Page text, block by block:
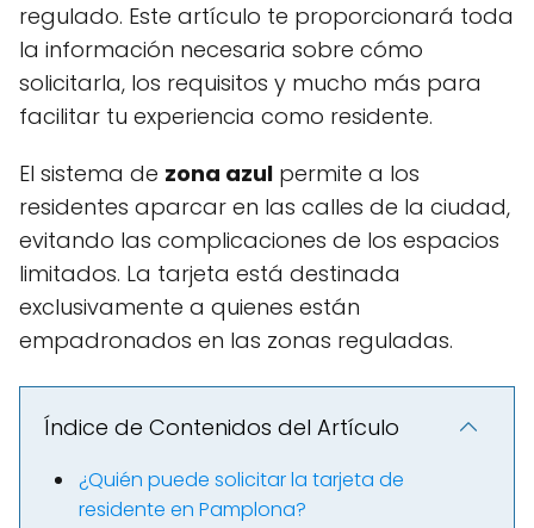
regulado. Este artículo te proporcionará toda
la información necesaria sobre cómo
solicitarla, los requisitos y mucho más para
facilitar tu experiencia como residente.
El sistema de zona azul permite a los
residentes aparcar en las calles de la ciudad,
evitando las complicaciones de los espacios
limitados. La tarjeta está destinada
exclusivamente a quienes están
empadronados en las zonas reguladas.
Índice de Contenidos del Artículo
¿Quién puede solicitar la tarjeta de
residente en Pamplona?